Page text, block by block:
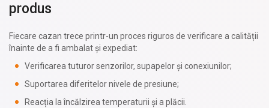
produs
Fiecare cazan trece printr-un proces riguros de verificare a calității
înainte de a fi ambalat și expediat:
Verificarea tuturor senzorilor, supapelor și conexiunilor;
Suportarea diferitelor nivele de presiune;
Reacția la încălzirea temperaturii și a plăcii.